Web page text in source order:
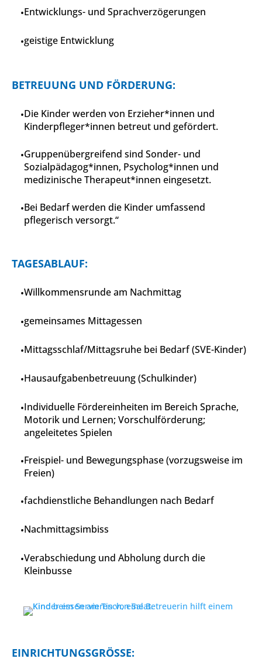
Entwicklungs- und Sprachverzögerungen
geistige Entwicklung
BETREUUNG UND FÖRDERUNG:
Die Kinder werden von Erzieher*innen und
Kinderpfleger*innen betreut und gefördert.
Gruppenübergreifend sind Sonder- und
Sozialpädagog*innen, Psycholog*innen und
medizinische Therapeut*innen eingesetzt.
Bei Bedarf werden die Kinder umfassend
pflegerisch versorgt.“
TAGESABLAUF:
Willkommensrunde am Nachmittag
gemeinsames Mittagessen
Mittagsschlaf/Mittagsruhe bei Bedarf (SVE-Kinder)
Hausaufgabenbetreuung (Schulkinder)
Individuelle Fördereinheiten im Bereich Sprache,
Motorik und Lernen; Vorschulförderung;
angeleitetes Spielen
Freispiel- und Bewegungsphase (vorzugsweise im
Freien)
fachdienstliche Behandlungen nach Bedarf
Nachmittagsimbiss
Verabschiedung und Abholung durch die
Kleinbusse
EINRICHTUNGSGRÖSSE: